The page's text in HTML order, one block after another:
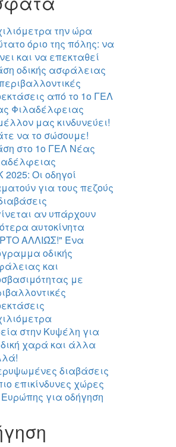
την ώρα
όριο της πόλης: να
και να επεκταθεί
οδικής ασφάλειας
από το 1ο ΓΕΛ
Φιλαδέλφειας
μας κινδυνεύει!
να το σώσουμε!
στο 1ο ΓΕΛ Νέας
2025: Οι οδηγοί
για τους πεζούς
αν υπάρχουν
αυτοκίνητα
ΑΛΛΙΏΣ!" Ένα
οδικής
και
με
στην Κυψέλη για
χαρά και άλλα
διαβάσεις
επικίνδυνες χώρες
Ευρώπης για οδήγηση